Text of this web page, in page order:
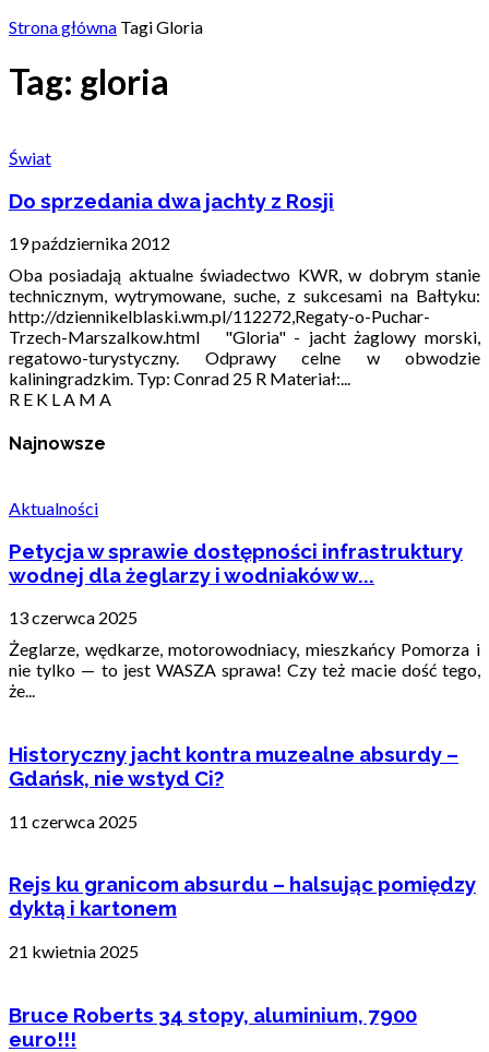
Strona główna TagiGloria
Tag: gloria
Świat
Do sprzedania dwa jachty z Rosji
19 października 2012
Oba posiadają aktualne świadectwo KWR, w dobrym stanie
technicznym, wytrymowane, suche, z sukcesami na Bałtyku:
http://dziennikelblaski.wm.pl/112272,Regaty-o-Puchar-
Trzech-Marszalkow.html "Gloria" - jacht żaglowy morski,
regatowo-turystyczny. Odprawy celne w obwodzie
kaliningradzkim. Typ: Conrad 25 R Materiał:...
R E K L A M A
Najnowsze
Aktualności
Petycja w sprawie dostępności infrastruktury
wodnej dla żeglarzy i wodniaków w...
13 czerwca 2025
Żeglarze, wędkarze, motorowodniacy, mieszkańcy Pomorza i
nie tylko — to jest WASZA sprawa! Czy też macie dość tego,
że...
Historyczny jacht kontra muzealne absurdy –
Gdańsk, nie wstyd Ci?
11 czerwca 2025
Rejs ku granicom absurdu – halsując pomiędzy
dyktą i kartonem
21 kwietnia 2025
Bruce Roberts 34 stopy, aluminium, 7900
euro!!!